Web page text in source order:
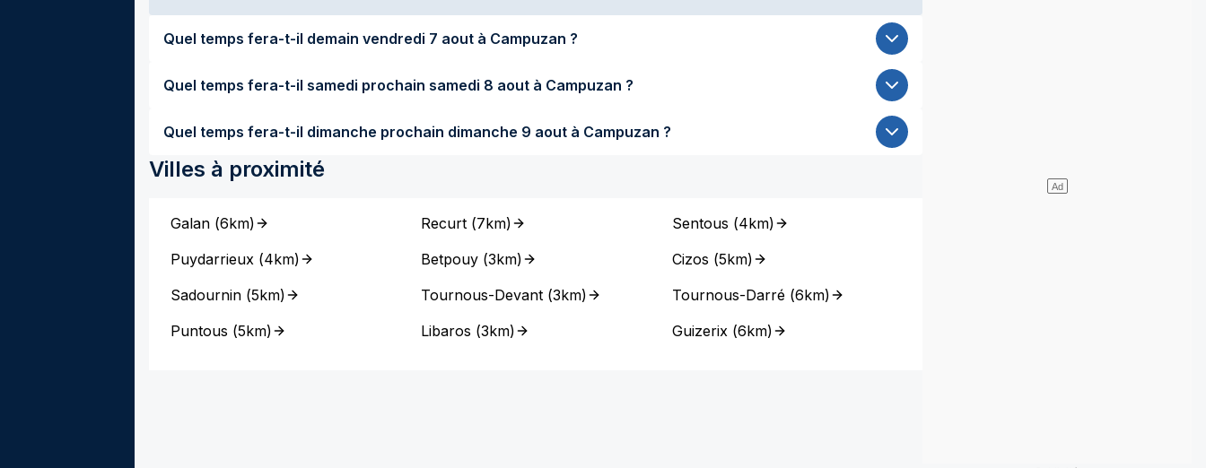
Quel temps fera-t-il demain vendredi 7 aout à Campuzan ?
Quel temps fera-t-il samedi prochain samedi 8 aout à Campuzan ?
Quel temps fera-t-il dimanche prochain dimanche 9 aout à Campuzan ?
Villes à proximité
Galan (6km)
Puydarrieux (4km)
Sadournin (5km)
Puntous (5km)
Recurt (7km)
Betpouy (3km)
Tournous-Devant (3km)
Libaros (3km)
Sentous (4km)
Cizos (5km)
Tournous-Darré(6km)
Guizerix(6km)